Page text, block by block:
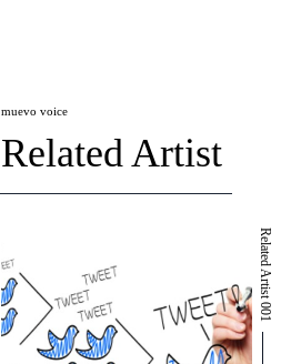
muevo voice
Related Artist
Related Artist 001